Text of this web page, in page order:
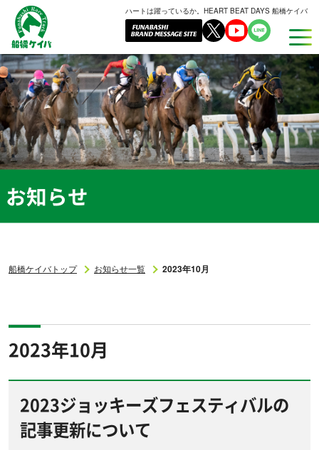
船
橋
ケ
イ
バ
ハートは躍っているか。HEART BEAT DAYS 船橋ケイバ
お知らせ
船橋ケイバトップ お知らせ一覧 2023年10月
2023年10月
2023ジョッキーズフェスティバルの
記事更新について